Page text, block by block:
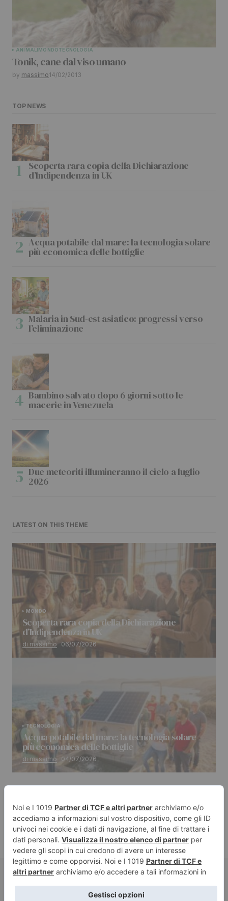
ANIMALIMONDOTECNOLOGIA
Tonik, cane dal viso umano
by massimo14/02/2013
TOP NEWS
Scoperta rara copia della Dichiarazione
d’Indipendenza in UK
Acqua potabile dal mare: la tecnologia solare
più economica delle bottiglie
Malaria in Sud-est asiatico: progressi verso
l’eliminazione
Bambino salvato dopo 6 giorni sotto le
macerie in Venezuela
Due meteoriti illumineranno il cielo a luglio
2026
LATEST ON THIS THEME
MONDO
Scoperta rara copia della Dichiarazione
d’Indipendenza in UK
di massimo 06/07/2026
TECNOLOGIA
Acqua potabile dal mare: la tecnologia solare
più economica delle bottiglie
di massimo 04/07/2026